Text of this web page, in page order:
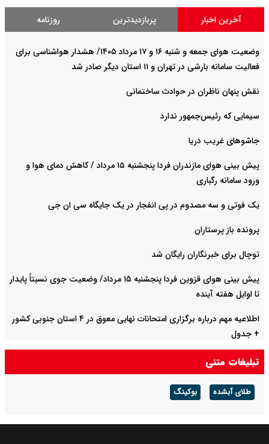
آخرین اخبار پربازدیدترین روزنامه
وضعیت هوای جمعه و شنبه ۱۶ و ۱۷ مرداد ۱۴۰۵/ هشدار هواشناسی برای
فعالیت سامانه بارشی در تهران و ۱۱ استان دیگر صادر شد
نقش پنهان ناظران در حوادث ساختمانی
سیمایی که رئیس‌جمهور ندارد
جاشوهای غریب دریا
پیش بینی هوای مازندران فردا پنجشنبه ۱۵ مرداد / کاهش دمای هوا و
ورود سامانه رگباری
یک فوتی و سه مصدوم در پی انفجار در یک جایگاه سی ان جی
پرونده باز پرستاران
توچال برای خبرنگاران رایگان شد
پیش بینی هوای قزوین فردا پنجشنبه ۱۵ مرداد/ وضعیت جوی نسبتاً پایدار
تا اوایل هفته آینده
اطلاعیه مهم درباره برگزاری امتحانات نهایی معوق در ۴ استان جنوبی کشور
+ جدول
تبلیغات متنی
طلای آبشده بوکینگ